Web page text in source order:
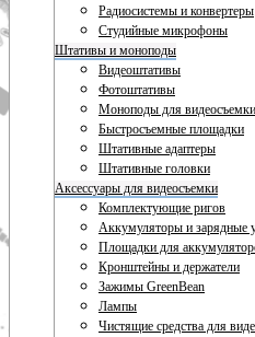
Радиосистемы и конвертеры
Студийные микрофоны
Штативы и моноподы
Видеоштативы
Фотоштативы
Моноподы для видеосъемки
Быстросъемные площадки
Штативные адаптеры
Штативные головки
Аксессуары для видеосъемки
Комплектующие ригов
Аккумуляторы и зарядные
Площадки для
Кронштейны и держатели
Зажимы GreenBean
Лампы
Чистящие средства для